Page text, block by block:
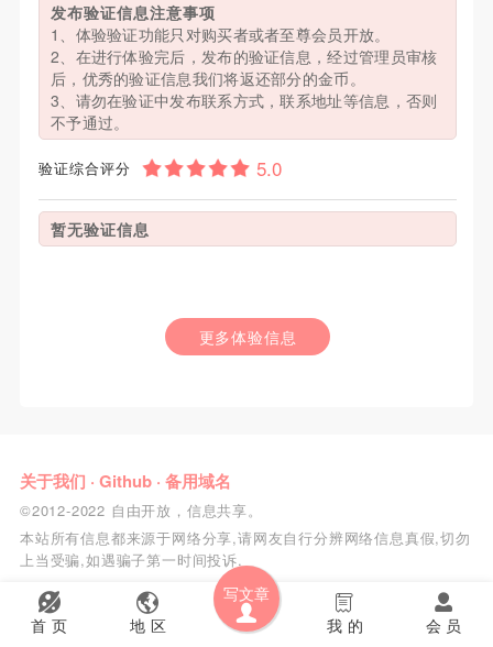
首 页 地 区
写文章
会 员
我 的
发布验证信息注意事项
1、体验验证功能只对购买者或者至尊会员开放。
2、在进行体验完后，发布的验证信息，经过管理员审核
后，优秀的验证信息我们将返还部分的金币。
3、请勿在验证中发布联系方式，联系地址等信息，否则
不予通过。
验证综合评分
暂无验证信息
更多体验信息
关于我们 · Github· 备用域名
©2012-2022 自由开放，信息共享。
本站所有信息都来源于网络分享,请网友自行分辨网络信息真假,切勿
上当受骗,如遇骗子第一时间投诉.